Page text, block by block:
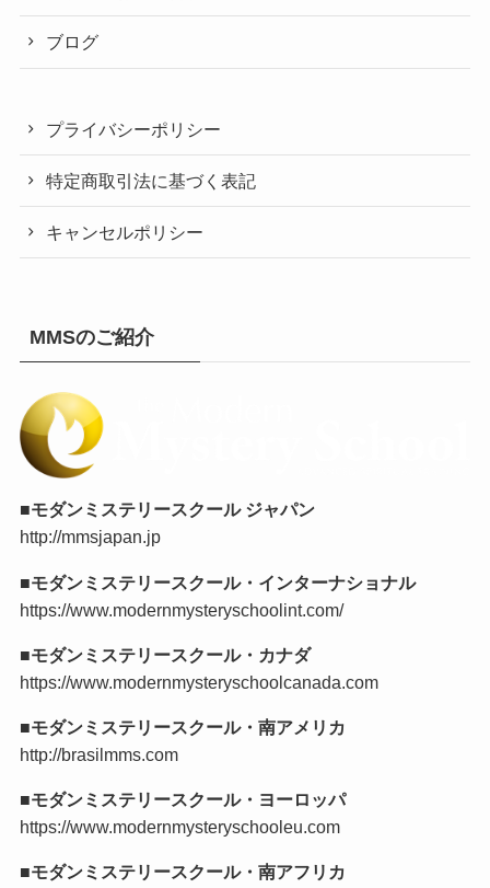
ブログ
プライバシーポリシー
特定商取引法に基づく表記
キャンセルポリシー
MMSのご紹介
■モダンミステリースクール ジャパン
http://mmsjapan.jp
■モダンミステリースクール・インターナショナル
https://www.modernmysteryschoolint.com/
■モダンミステリースクール・カナダ
https://www.modernmysteryschoolcanada.com
■モダンミステリースクール・南アメリカ
http://brasilmms.com
■モダンミステリースクール・ヨーロッパ
https://www.modernmysteryschooleu.com
■モダンミステリースクール・南アフリカ